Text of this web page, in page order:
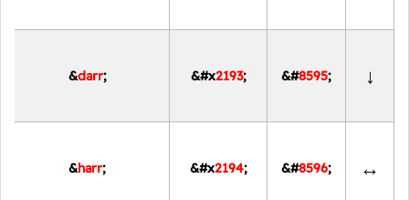
↓
&#8595;
&#x2193;
&darr;
↔
&#8596;
&#x2194;
&harr;